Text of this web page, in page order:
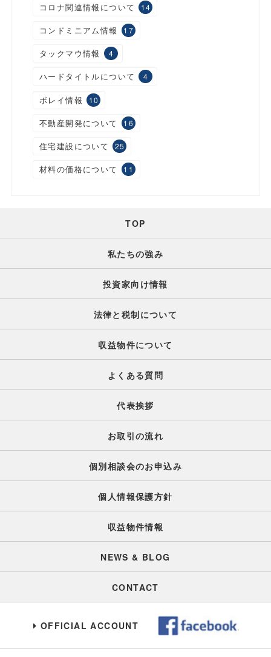
コロナ関連情報について 14
コンドミニアム情報 17
タックマウ情報 4
ハードタイトルについて 4
ボレイ情報 10
不動産開発について 16
住宅建設について 25
材料の価格について 11
TOP
私たちの強み
投資家向け情報
法律と税制について
収益物件について
よくある質問
代表挨拶
お取引の流れ
個別相談会のお申込み
個人情報保護方針
収益物件情報
NEWS & BLOG
CONTACT
OFFICIAL ACCOUNT